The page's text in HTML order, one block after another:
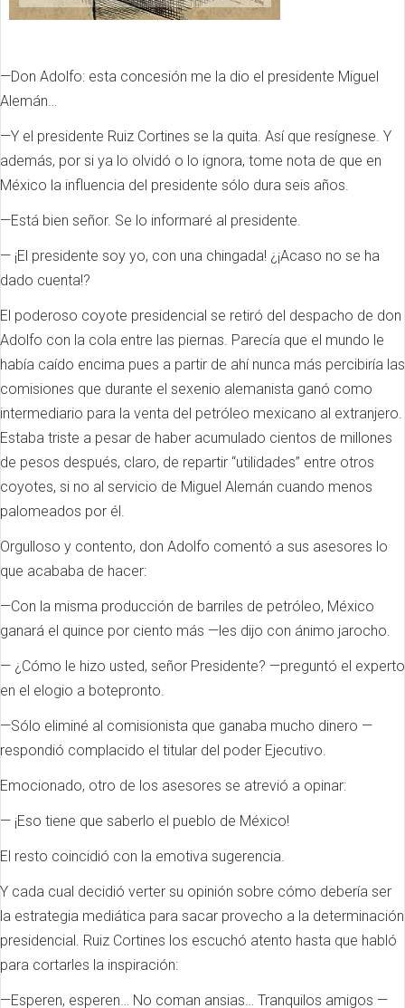
—Don Adolfo: esta concesión me la dio el presidente Miguel
Alemán…
—Y el presidente Ruiz Cortines se la quita. Así que resígnese. Y
además, por si ya lo olvidó o lo ignora, tome nota de que en
México la influencia del presidente sólo dura seis años.
—Está bien señor. Se lo informaré al presidente.
— ¡El presidente soy yo, con una chingada! ¿¡Acaso no se ha
dado cuenta!?
El poderoso coyote presidencial se retiró del despacho de don
Adolfo con la cola entre las piernas. Parecía que el mundo le
había caído encima pues a partir de ahí nunca más percibiría las
comisiones que durante el sexenio alemanista ganó como
intermediario para la venta del petróleo mexicano al extranjero.
Estaba triste a pesar de haber acumulado cientos de millones
de pesos después, claro, de repartir “utilidades” entre otros
coyotes, si no al servicio de Miguel Alemán cuando menos
palomeados por él.
Orgulloso y contento, don Adolfo comentó a sus asesores lo
que acababa de hacer:
—Con la misma producción de barriles de petróleo, México
ganará el quince por ciento más —les dijo con ánimo jarocho.
— ¿Cómo le hizo usted, señor Presidente? —preguntó el experto
en el elogio a botepronto.
—Sólo eliminé al comisionista que ganaba mucho dinero —
respondió complacido el titular del poder Ejecutivo.
Emocionado, otro de los asesores se atrevió a opinar:
— ¡Eso tiene que saberlo el pueblo de México!
El resto coincidió con la emotiva sugerencia.
Y cada cual decidió verter su opinión sobre cómo debería ser
la estrategia mediática para sacar provecho a la determinación
presidencial. Ruiz Cortines los escuchó atento hasta que habló
para cortarles la inspiración:
—Esperen, esperen… No coman ansias… Tranquilos amigos —